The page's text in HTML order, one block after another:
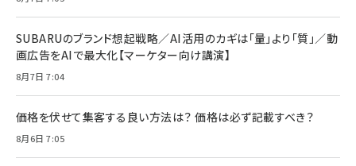
SUBARUのブランド想起戦略／AI活用のカギは「量」より「質」／動
画広告をAIで最大化【マーケター向け講演】
8月7日 7:04
価格を伏せて集客する良い方法は？ 価格は必ず記載すべき？
8月6日 7:05